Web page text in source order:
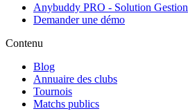
Anybuddy PRO - Solution Gestion
Demander une démo
Contenu
Blog
Annuaire des clubs
Tournois
Matchs publics